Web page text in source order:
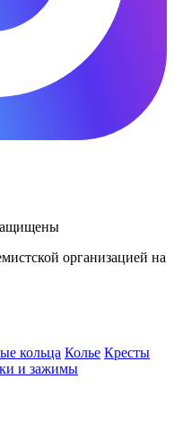
организацией на
кольца Колье Кресты
и зажимы